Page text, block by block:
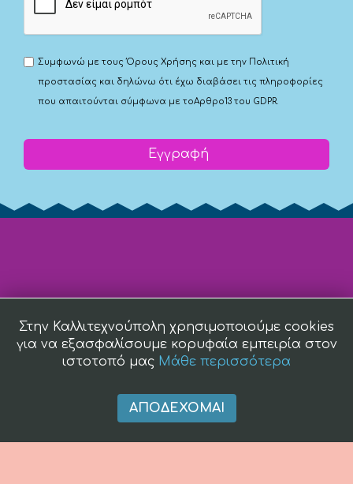
Συμφωνώ με τουςΌρους Χρήσης και με την Πολιτική
προστασίας και δηλώνω ότι έχω διαβάσει τις πληροφορίες
που απαιτούνται σύμφωνα με τοΑρθρο13 του GDPR.
Εγγραφή
Στην Καλλιτεχνούπολη χρησιμοποιούμε cookies
για να εξασφαλίσουμε κορυφαία εμπειρία στον
ιστοτοπό μας Μάθε περισσότερα
ΑΠΟΔΈΧΟΜΑΙ